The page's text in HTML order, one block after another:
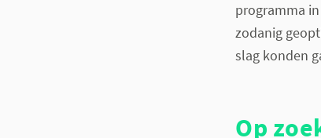
programma
zodanig
slag konden
Op